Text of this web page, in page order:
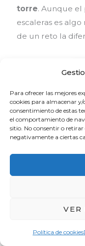
Para ofrecer las mejores
cookies para almacenar
consentimiento de estas
el comportamiento de
sitio. No consentir o
negativamente a ciertas
VER
Política de cookies
torre. Aunque el
escaleras es algo
de un reto la
chulas De la